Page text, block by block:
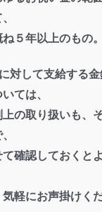
５年以上のもの。
対して支給する
ては、
の取り扱いも、
確認しておくと
軽にお声掛けく